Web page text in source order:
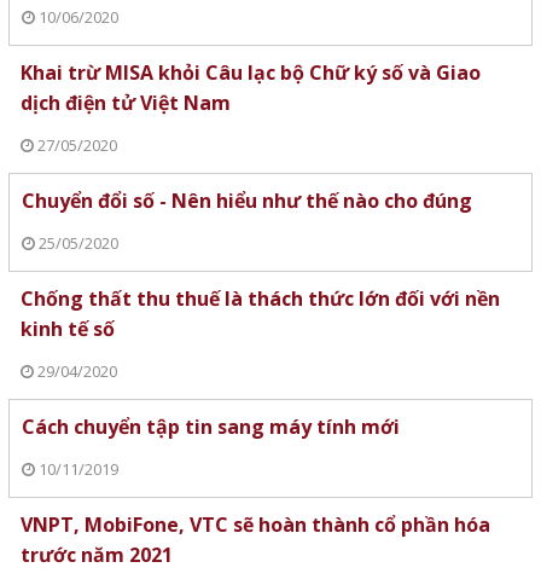
10/06/2020
Khai trừ MISA khỏi Câu lạc bộ Chữ ký số và Giao
dịch điện tử Việt Nam
27/05/2020
Chuyển đổi số - Nên hiểu như thế nào cho đúng
25/05/2020
Chống thất thu thuế là thách thức lớn đối với nền
kinh tế số
29/04/2020
Cách chuyển tập tin sang máy tính mới
10/11/2019
VNPT, MobiFone, VTC sẽ hoàn thành cổ phần hóa
trước năm 2021